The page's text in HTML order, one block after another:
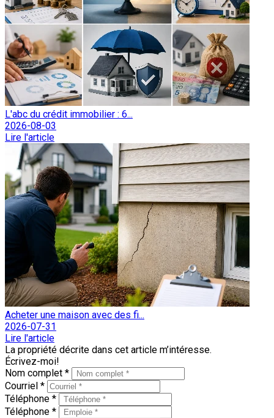
L'abc du crédit immobilier : 6...
2026-08-03
Lire l'article
Acheter une maison avec des fi...
2026-07-31
Lire l'article
La propriété décrite dans cet article m’intéresse.
Écrivez-moi!
Nom complet *
Courriel *
Téléphone *
Téléphone *